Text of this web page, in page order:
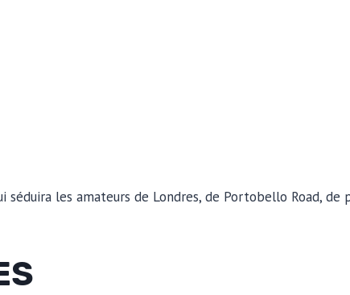
les amateurs de Londres, de Portobello Road, de